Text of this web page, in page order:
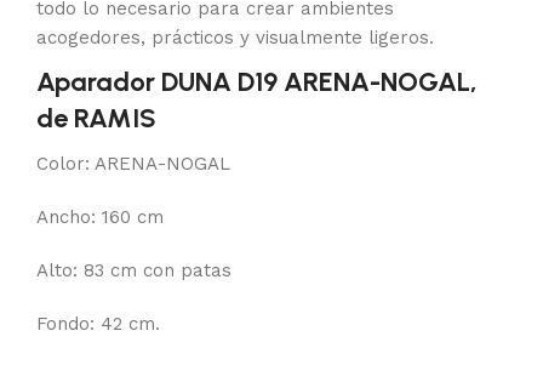
todo lo necesario para crear ambientes
acogedores, prácticos y visualmente ligeros.
Aparador DUNA D19 ARENA-NOGAL,
de RAMIS
Color: ARENA-NOGAL
Ancho: 160 cm
Alto: 83 cm con patas
Fondo: 42 cm.